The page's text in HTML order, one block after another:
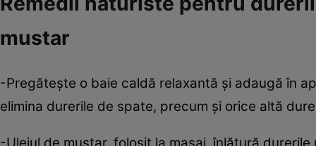
mustar
-Pregăteşte o baie caldă relaxantă şi adaugă în
elimina durerile de spate, precum şi orice altă